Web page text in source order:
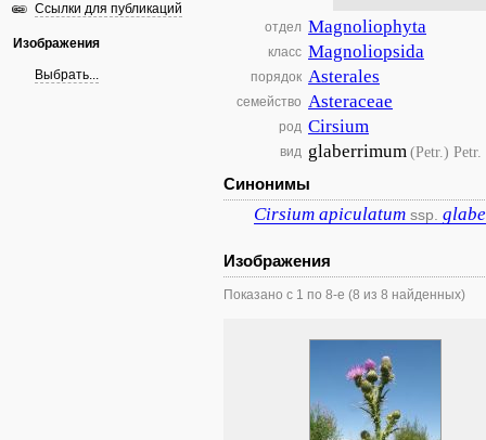
Ссылки для публикаций
Изображения
Выбрать...
отдел Magnoliophyta
класс Magnoliopsida
порядок Asterales
семейство Asteraceae
род Cirsium
вид glaberrimum(Petr.) Petr.
Синонимы
Cirsium apiculatum ssp.
Изображения
Показано с 1 по 8-е (8 из 8 найденных)